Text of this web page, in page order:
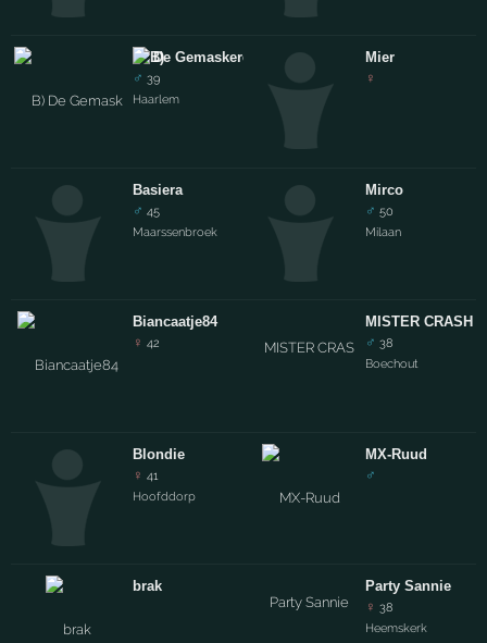
De Gemaskerde
♂ 39
Haarlem
Basiera
♂ 45
Maarssenbroek
Biancaatje84
♀ 42
Blondie
♀ 41
Hoofddorp
brak
Mier
♀
Mirco
♂ 50
Milaan
MISTER CRASH
♂ 38
Boechout
MX-Ruud
♂
Party Sannie
♀ 38
Heemskerk